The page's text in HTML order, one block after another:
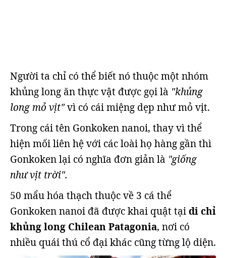
Người ta chỉ có thể biết nó thuộc một nhóm
khủng long ăn thực vật được gọi là "khủng
long mỏ vịt"vì có cái miệng dẹp như mỏ vịt.
Trong cái tên Gonkoken nanoi, thay vì thể
hiện mối liên hệ với các loài họ hàng gần thì
Gonkoken lại có nghĩa đơn giản là "giống
như vịt trời".
50 mẩu hóa thạch thuộc về 3 cá thể
Gonkoken nanoi đã được khai quật tạidi chỉ
khủng long Chilean Patagonia, nơi có
nhiều quái thú cổ đại khác cũng từng lộ diện.